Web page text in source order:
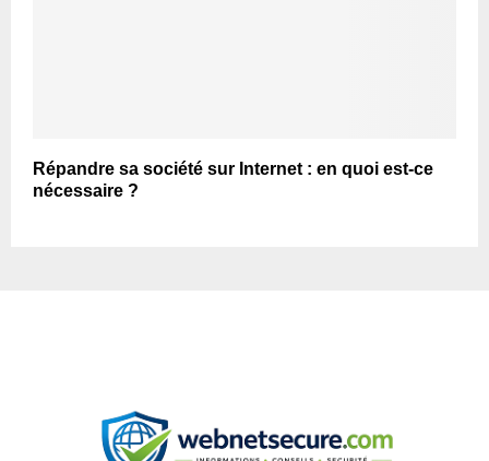
Répandre sa société sur Internet : en quoi est-ce
nécessaire ?